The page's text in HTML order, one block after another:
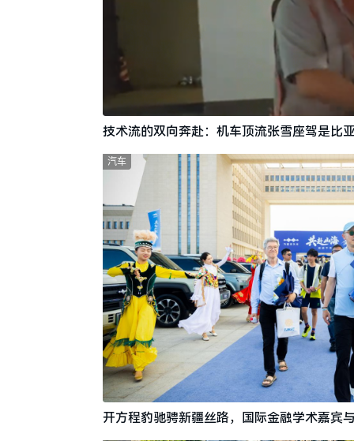
技术流的双向奔赴：机车顶流张雪座驾是比
开方程豹驰骋新疆丝路，国际金融学术嘉宾
汽车